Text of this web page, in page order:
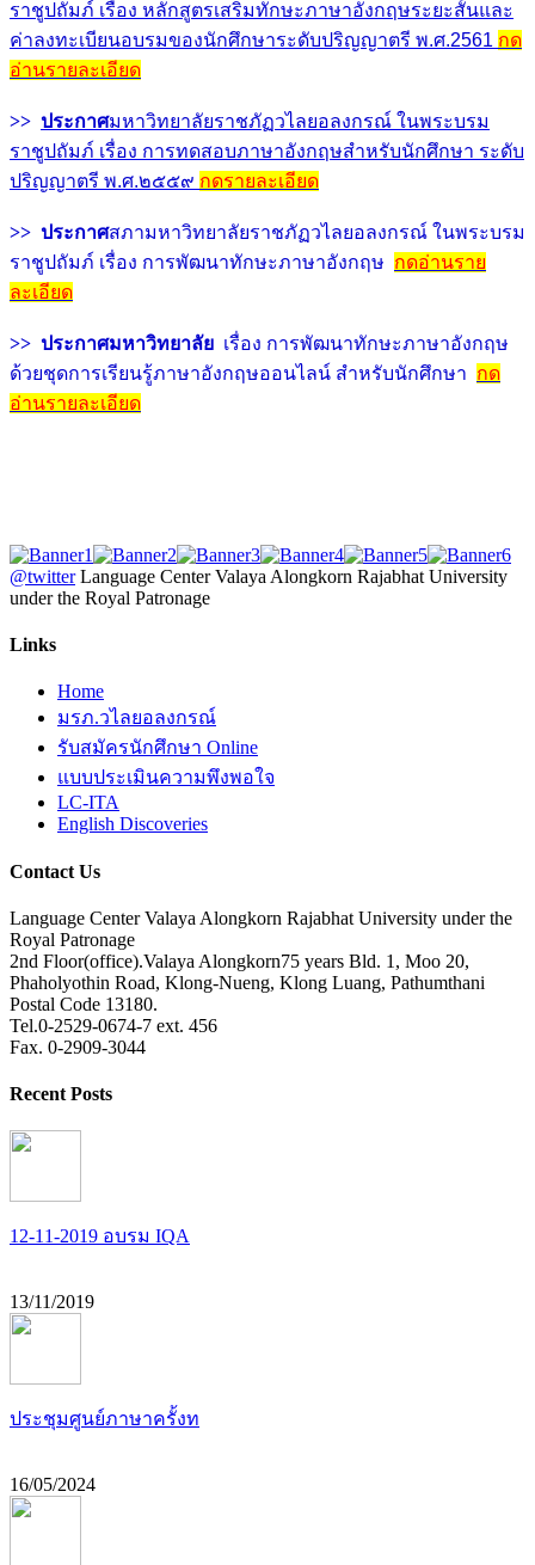
ราชูปถัมภ์ เรื่อง หลักสูตรเสริมทักษะภาษาอังกฤษระยะสั้นและ
ค่าลงทะเบียนอบรมของนักศึกษาระดับปริญญาตรี พ.ศ.2561 กด
อ่านรายละเอียด
>> ประกาศมหาวิทยาลัยราชภัฏวไลยอลงกรณ์ ในพระบรม
ราชูปถัมภ์ เรื่อง การทดสอบภาษาอังกฤษสำหรับนักศึกษา ระดับ
ปริญญาตรี พ.ศ.๒๕๕๙ กดรายละเอียด
>> ประกาศสภามหาวิทยาลัยราชภัฏวไลยอลงกรณ์ ในพระบรม
ราชูปถัมภ์ เรื่อง การพัฒนาทักษะภาษาอังกฤษ กดอ่านราย
ละเอียด
>> ประกาศมหาวิทยาลัย เรื่อง การพัฒนาทักษะภาษาอังกฤษ
ด้วยชุดการเรียนรู้ภาษาอังกฤษออนไลน์ สำหรับนักศึกษา กด
อ่านรายละเอียด
@twitterLanguage Center Valaya Alongkorn Rajabhat University
under the Royal Patronage
Links
Home
มรภ.วไลยอลงกรณ์
รับสมัครนักศึกษา Online
แบบประเมินความพึงพอใจ
LC-ITA
English Discoveries
Contact Us
Language Center Valaya Alongkorn Rajabhat University under the
Royal Patronage
2nd Floor(office).Valaya Alongkorn75 years Bld. 1, Moo 20,
Phaholyothin Road, Klong-Nueng, Klong Luang, Pathumthani
Postal Code 13180.
Tel.0-2529-0674-7 ext. 456
Fax. 0-2909-3044
Recent Posts
12-11-2019 อบรม IQA
13/11/2019
ประชุมศูนย์ภาษาครั้งท
16/05/2024